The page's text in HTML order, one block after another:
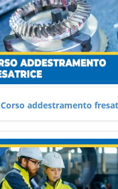
Corso addestramento